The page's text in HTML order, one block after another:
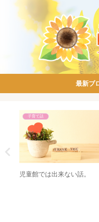
最新ブ
子育て話
児童館では出来ない話。